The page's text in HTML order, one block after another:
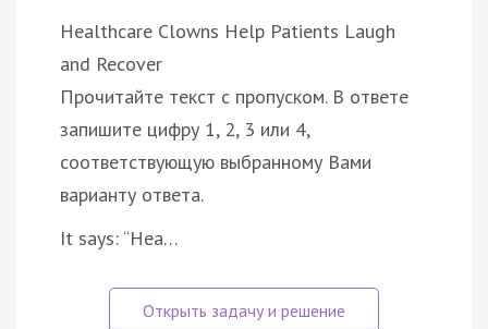
Healthcare Clowns Help Patients Laugh
and Recover
Прочитайте текст с пропуском. В ответе
запишите цифру 1, 2, 3 или 4,
соответствующую выбранному Вами
варианту ответа.
It says: “Hea…